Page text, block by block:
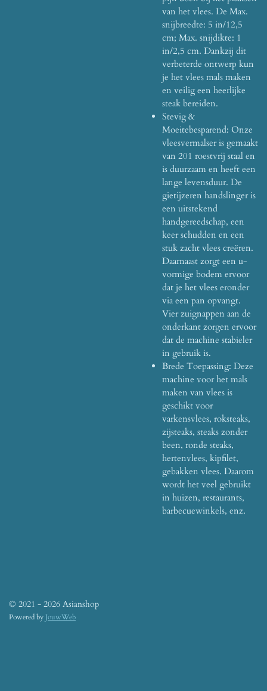
van het vlees. De Max.
snijbreedte: 5 in/12,5
cm; Max. snijdikte: 1
in/2,5 cm. Dankzij dit
verbeterde ontwerp kun
je het vlees mals maken
en veilig een heerlijke
steak bereiden.
Stevig &
Moeitebesparend: Onze
vleesvermalser is gemaakt
van 201 roestvrij staal en
is duurzaam en heeft een
lange levensduur. De
gietijzeren handslinger is
een uitstekend
handgereedschap, een
keer schudden en een
stuk zacht vlees creëren.
Daarnaast zorgt een u-
vormige bodem ervoor
dat je het vlees eronder
via een pan opvangt.
Vier zuignappen aan de
onderkant zorgen ervoor
dat de machine stabieler
in gebruik is.
Brede Toepassing: Deze
machine voor het mals
maken van vlees is
geschikt voor
varkensvlees, roksteaks,
zijsteaks, steaks zonder
been, ronde steaks,
hertenvlees, kipfilet,
gebakken vlees. Daarom
wordt het veel gebruikt
in huizen, restaurants,
barbecuewinkels, enz.
© 2021 - 2026 Asianshop
Powered by JouwWeb